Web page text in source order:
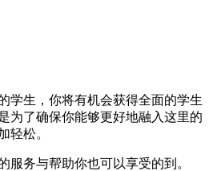
学生，你将有机会获得全面的学生
为了确保你能够更好地融入这里的
轻松。
服务与帮助你也可以享受的到。